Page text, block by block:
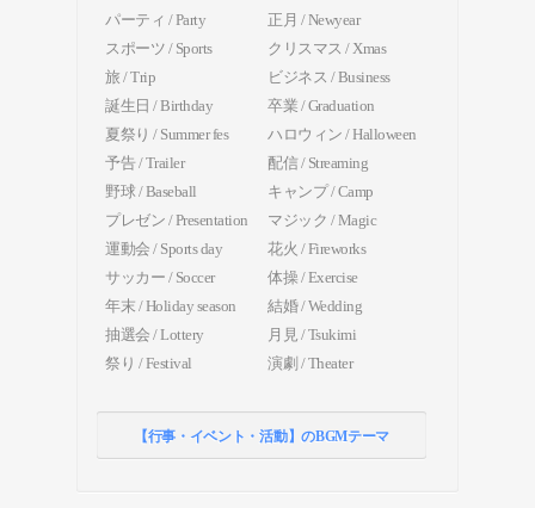
パーティ / Party
正月 / Newyear
スポーツ / Sports
クリスマス / Xmas
旅 / Trip
ビジネス / Business
誕生日 / Birthday
卒業 / Graduation
夏祭り / Summer fes
ハロウィン / Halloween
予告 / Trailer
配信 / Streaming
野球 / Baseball
キャンプ / Camp
プレゼン / Presentation
マジック / Magic
運動会 / Sports day
花火 / Fireworks
サッカー / Soccer
体操 / Exercise
年末 / Holiday season
結婚 / Wedding
抽選会 / Lottery
月見 / Tsukimi
祭り / Festival
演劇 / Theater
【行事・イベント・活動】のBGMテーマ